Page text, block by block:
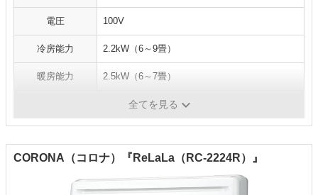
電圧 100V
冷房能力 2.2kW（6～9畳）
暖房能力 2.5kW（6～7畳）
冷房：595W、暖房：575W
全てを見る
CORONA（コロナ）『ReLaLa（RC-2224R）』